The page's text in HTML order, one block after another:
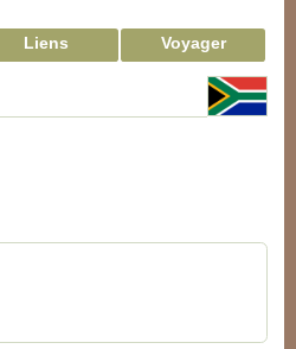
Liens Voyager